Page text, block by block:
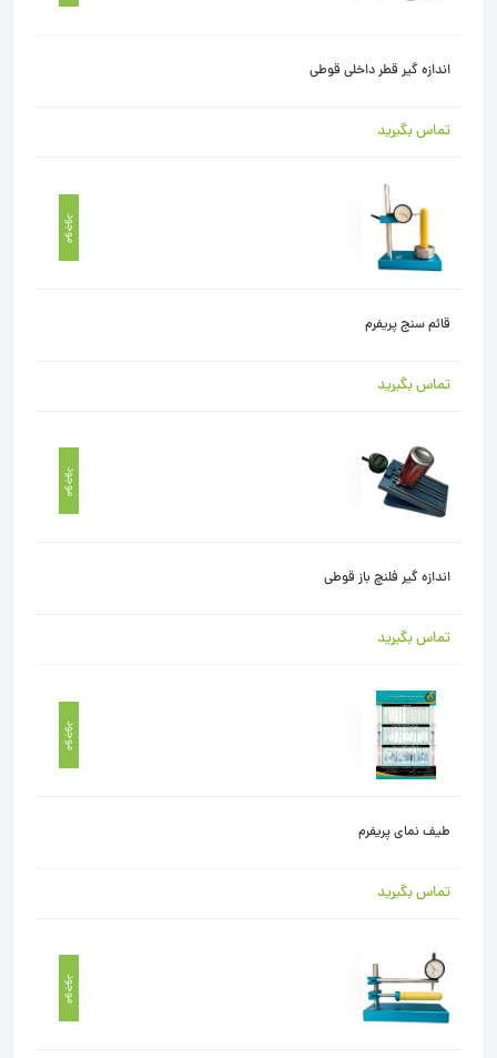
اندازه گیر قطر داخلی قوطی
تماس بگیرید
موجود
قائم سنج پریفرم
تماس بگیرید
موجود
اندازه گیر فلنچ باز قوطی
تماس بگیرید
موجود
طیف نمای پریفرم
تماس بگیرید
موجود